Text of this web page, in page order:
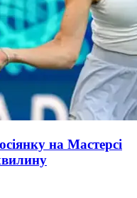
на Мастерсі